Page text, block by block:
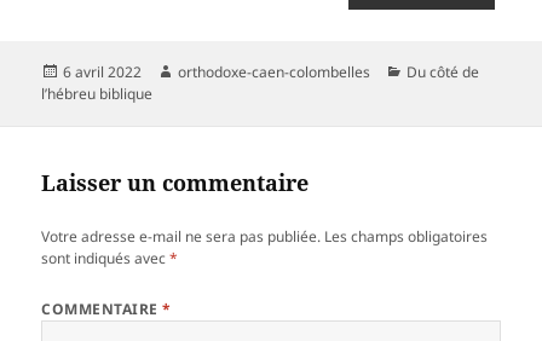
Publié
le
6 avril 2022 Auteur
orthodoxe-caen-colombelles Catégories
Du côté de
l’hébreu biblique
Laisser un commentaire
Votre adresse e-mail ne sera pas publiée. Les champs obligatoires
sont indiqués avec*
COMMENTAIRE*